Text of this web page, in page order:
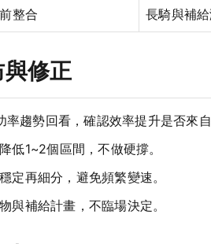
整合 長騎與補
與修正
趨勢回看，確認效率提升是否來自
低1~2個區間，不做硬撐。
定再細分，避免頻繁變速。
與補給計畫，不臨場決定。